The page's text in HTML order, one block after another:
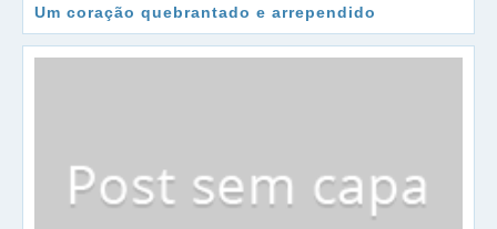
Um coração quebrantado e arrependido